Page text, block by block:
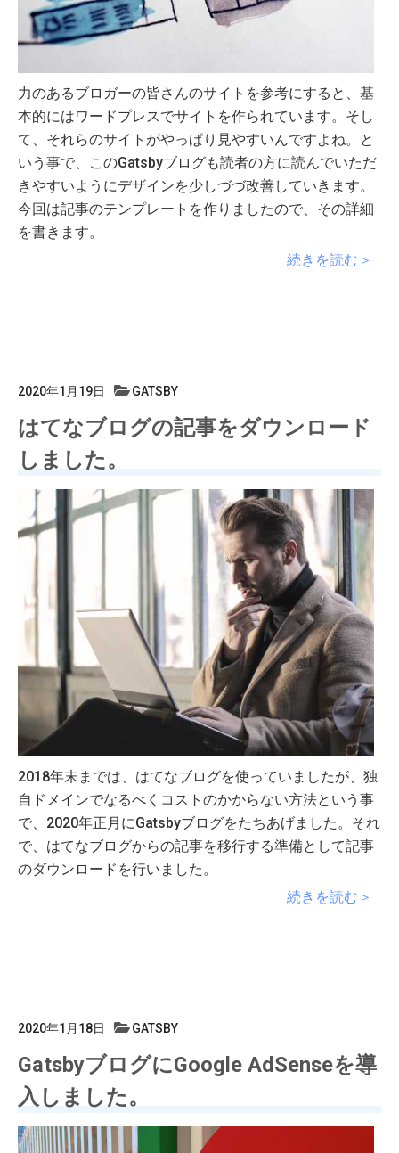
力のあるブロガーの皆さんのサイトを参考にすると、基
本的にはワードプレスでサイトを作られています。そし
て、それらのサイトがやっぱり見やすいんですよね。と
いう事で、このGatsbyブログも読者の方に読んでいただ
きやすいようにデザインを少しづづ改善していきます。
今回は記事のテンプレートを作りましたので、その詳細
を書きます。
続きを読む＞
2020年1月19日 GATSBY
はてなブログの記事をダウンロード
しました。
2018年末までは、はてなブログを使っていましたが、独
自ドメインでなるべくコストのかからない方法という事
で、2020年正月にGatsbyブログをたちあげました。それ
で、はてなブログからの記事を移行する準備として記事
のダウンロードを行いました。
続きを読む＞
2020年1月18日 GATSBY
GatsbyブログにGoogle AdSenseを導
入しました。